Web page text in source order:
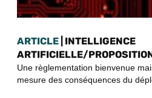
ARTICLE | INTELLIGENCE
ARTIFICIELLE/
Une règlementation bienvenue
mesure des conséquences du